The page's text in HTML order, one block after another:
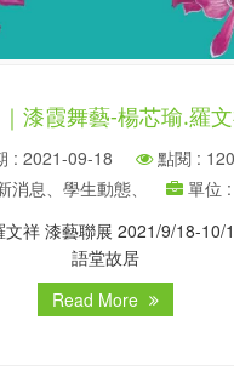
漆霞舞藝-楊芯瑜.羅
: 2021-09-18
點閱 :
消息、學生動態、
單位
祥 漆藝聯展 2021/9/18-10/
語堂故居
Read More